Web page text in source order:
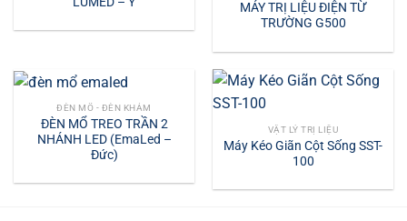
MÁY TRỊ LIỆU ĐIỆN TỪ
TRƯỜNG G500
ĐÈN MỔ - ĐÈN KHÁM
ĐÈN MỔ TREO TRẦN 2
NHÁNH LED (EmaLed –
Đức)
VẬT LÝ TRỊ LIỆU
Máy Kéo Giãn Cột Sống SST-
100